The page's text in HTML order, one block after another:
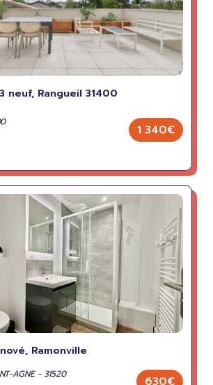
neuf, Rangueil 31400
1 340€
Ramonville
AGNE - 31520